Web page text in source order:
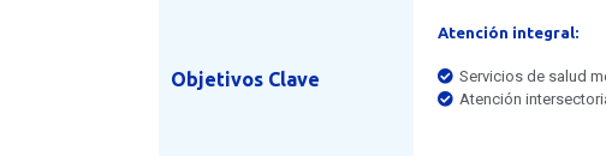
Objetivos Clave
Atención integral:
Servicios de salud
Atención